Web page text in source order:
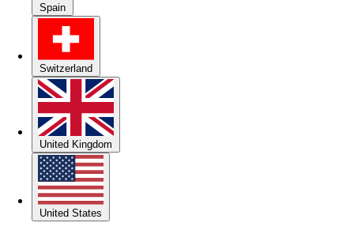
Spain
Switzerland
United Kingdom
United States